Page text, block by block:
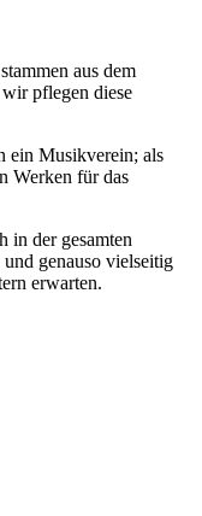
aus dem
pflegen diese
ein Musikverein; als
Werken für das
in der gesamten
genauso vielseitig
erwarten.